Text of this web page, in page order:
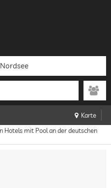
Karte
Hotels mit Pool an der deutschen